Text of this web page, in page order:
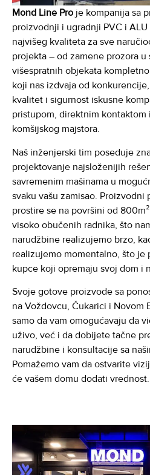
Mond Line Pro je kompanija sa
proizvodnji i ugradnji PVC i
najvišeg kvaliteta za sve
projekta – od zamene prozora
višespratnih objekata
koji nas izdvaja od
kvalitet i sigurnost iskusne
pristupom, direktnim kontaktom
komšijskog majstora.
Naš inženjerski tim poseduje
projektovanje najsloženijih
savremenim mašinama u
svaku vašu zamisao. Proizvodni
prostire se na površini od
visoko obučenih radnika, što
narudžbine realizujemo brzo,
realizujemo momentalno, što je
kupce koji opremaju svoj dom i
Svoje gotove proizvode sa
na Voždovcu, Čukarici i Novom
samo da vam omogućavaju da
uživo, već i da dobijete tačne
narudžbine i konsultacije sa
Pomažemo vam da ostvarite
će vašem domu dodati vrednost.